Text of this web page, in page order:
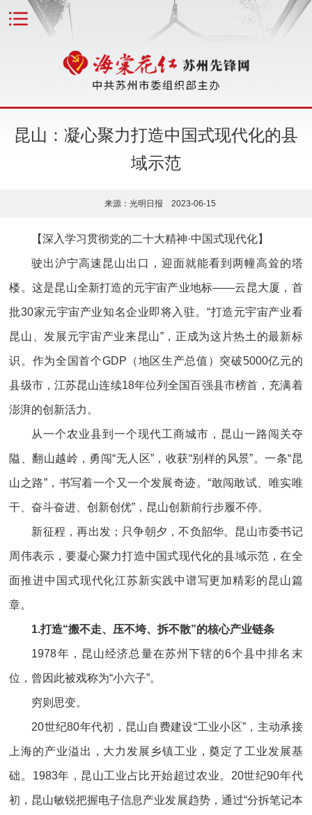
昆山：凝心聚力打造中国式现代化的县
域示范
来源：光明日报 2023-06-15
【深入学习贯彻党的二十大精神·中国式现代化】
驶出沪宁高速昆山出口，迎面就能看到两幢高耸的塔
楼。这是昆山全新打造的元宇宙产业地标——云昆大厦，首
批30家元宇宙产业知名企业即将入驻。“打造元宇宙产业看
昆山、发展元宇宙产业来昆山”，正成为这片热土的最新标
识。作为全国首个GDP（地区生产总值）突破5000亿元的
县级市，江苏昆山连续18年位列全国百强县市榜首，充满着
澎湃的创新活力。
从一个农业县到一个现代工商城市，昆山一路闯关夺
隘、翻山越岭，勇闯“无人区”，收获“别样的风景”。一条“昆
山之路”，书写着一个又一个发展奇迹。“敢闯敢试、唯实唯
干、奋斗奋进、创新创优”，昆山创新前行步履不停。
新征程，再出发；只争朝夕，不负韶华。昆山市委书记
周伟表示，要凝心聚力打造中国式现代化的县域示范，在全
面推进中国式现代化江苏新实践中谱写更加精彩的昆山篇
章。
1.打造“搬不走、压不垮、拆不散”的核心产业链条
1978年，昆山经济总量在苏州下辖的6个县中排名末
位，曾因此被戏称为“小六子”。
穷则思变。
20世纪80年代初，昆山自费建设“工业小区”，主动承接
上海的产业溢出，大力发展乡镇工业，奠定了工业发展基
础。1983年，昆山工业占比开始超过农业。20世纪90年代
初，昆山敏锐把握电子信息产业发展趋势，通过“分拆笔记本